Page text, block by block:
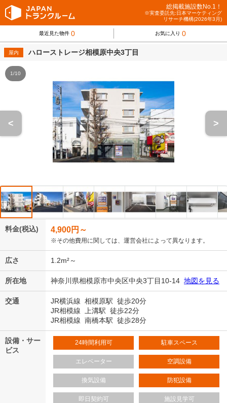
総掲載施設数No.1！
※実査委託先:日本マーケティング
リサーチ機構(2026年3月)
最近見た物件 0 お気に入り 0
屋内 ハローストレージ相模原中央3丁目
1/10
< >
料金(税込) 4,900円～
※その他費用に関しては、運営会社によって異なります。
広さ 1.2m²～
所在地 神奈川県相模原市中央区中央3丁目10-14 地図を見る
交通
JR横浜線 相模原駅 徒歩20分
JR相模線 上溝駅 徒歩22分
JR相模線 南橋本駅 徒歩28分
設備・サー
ビス
24時間利用可 駐車スペース
エレベーター 空調設備
換気設備 防犯設備
即日契約可 施設見学可